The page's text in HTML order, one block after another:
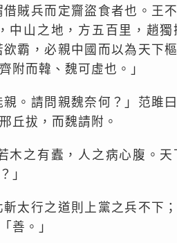
賊兵而定齎盜食者也。王
中山之地，方五百里，趙
霸，必親中國而以為天下
附而韓、魏可虛也。」
。請問親魏奈何？」范雎
丘拔，而魏請附。
木之有蠹，人之病心腹。
」
太行之道則上黨之兵不下
善。」